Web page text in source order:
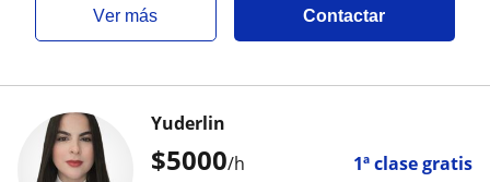
ver más Contactar
$5000/h 1ª clase gratis
Yuderlin